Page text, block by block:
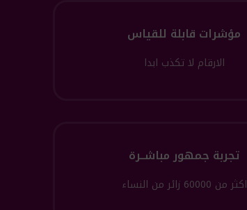
مؤشرات قابلة للقياس
الارقام لا تكذب ابدا
تجربة جمهور مباشــرة
اكثر من 60000 زائر من النساء